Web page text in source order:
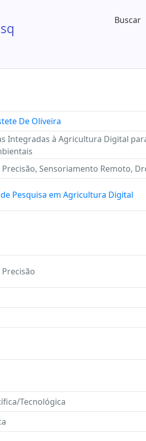
Buscar
De Oliveira
Integradas à Agricultura Digital
Sensoriamento Remoto,
Pesquisa em Agricultura Digital
Tecnológica